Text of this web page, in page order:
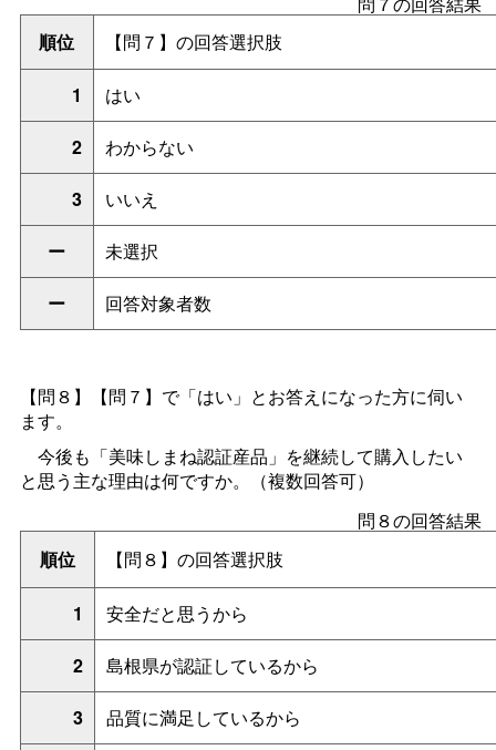
順位
【問７】の回答選択肢
1 はい
2 わからない
3 いいえ
ー 未選択
ー 回答対象者数
【問８】【問７】で「はい」とお答えになった方に伺い
ます。
今後も「美味しまね認証産品」を継続して購入したい
と思う主な理由は何ですか。（複数回答可）
問８の回答結果
順位
【問８】の回答選択肢
1 安全だと思うから
2 島根県が認証しているから
3 品質に満足しているから